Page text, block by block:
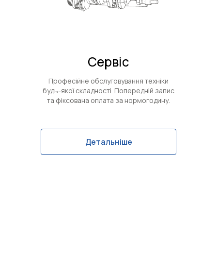
Сервіс
Професійне обслуговування техніки
будь-якої складності. Попередній запис
та фіксована оплата за нормогодину.
Детальніше